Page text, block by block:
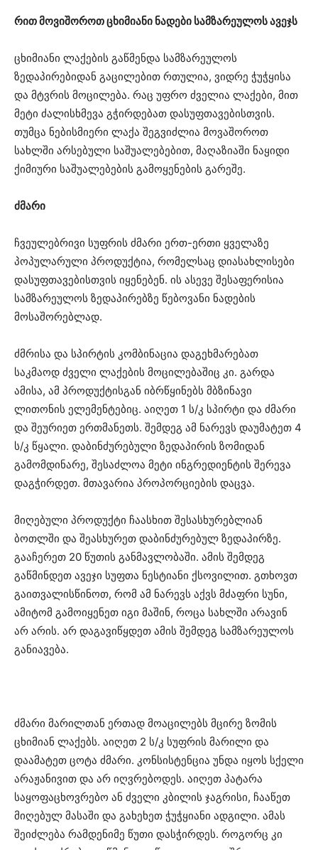
რით მოვიშოროთ ცხიმიანი ნადები სამზარეულოს ავეჯს
ცხიმიანი ლაქების გაწმენდა სამზარეულოს
ზედაპირებიდან გაცილებით რთულია, ვიდრე ჭუჭყისა
და მტვრის მოცილება. რაც უფრო ძველია ლაქები, მით
მეტი ძალისხმევა გჭირდებათ დასუფთავებისთვის.
თუმცა ნებისმიერი ლაქა შეგვიძლია მოვაშოროთ
სახლში არსებული საშუალებებით, მაღაზიაში ნაყიდი
ქიმიური საშუალებების გამოყენების გარეშე.
ძმარი
ჩვეულებრივი სუფრის ძმარი ერთ-ერთი ყველაზე
პოპულარული პროდუქტია, რომელსაც დიასახლისები
დასუფთავებისთვის იყენებენ. ის ასევე შესაფერისია
სამზარეულოს ზედაპირებზე წებოვანი ნადების
მოსაშორებლად.
ძმრისა და სპირტის კომბინაცია დაგეხმარებათ
საკმაოდ ძველი ლაქების მოცილებაშიც კი. გარდა
ამისა, ამ პროდუქტისგან იბრწყინებს მბზინავი
ლითონის ელემენტებიც. აიღეთ 1 ს/კ სპირტი და ძმარი
და შეურიეთ ერთმანეთს. შემდეგ ამ ნარევს დაუმატეთ 4
ს/კ წყალი. დაბინძურებული ზედაპირის ზომიდან
გამომდინარე, შესაძლოა მეტი ინგრედიენტის შერევა
დაგჭირდეთ. მთავარია პროპორციების დაცვა.
მიღებული პროდუქტი ჩაასხით შესასხურებლიან
ბოთლში და შეასხურეთ დაბინძურებულ ზედაპირზე.
გააჩერეთ 20 წუთის განმავლობაში. ამის შემდეგ
გაწმინდეთ ავეჯი სუფთა ნესტიანი ქსოვილით. გთხოვთ
გაითვალისწინოთ, რომ ამ ნარევს აქვს მძაფრი სუნი,
ამიტომ გამოიყენეთ იგი მაშინ, როცა სახლში არავინ
არ არის. არ დაგავიწყდეთ ამის შემდეგ სამზარეულოს
განიავება.
ძმარი მარილთან ერთად მოაცილებს მცირე ზომის
ცხიმიან ლაქებს. აიღეთ 2 ს/კ სუფრის მარილი და
დაამატეთ ცოტა ძმარი. კონსისტენცია უნდა იყოს სქელი
არაჟანივით და არ იღვრებოდეს. აიღეთ პატარა
საყოფაცხოვრებო ან ძველი კბილის ჯაგრისი, ჩააწეთ
მიღებულ მასაში და გახეხეთ ჭუჭყიანი ადგილი. ამას
შეიძლება რამდენიმე წუთი დასჭირდეს. როგორც კი